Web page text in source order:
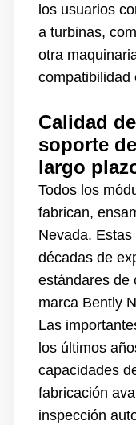
los usuarios
a turbinas,
otra
compatibilidad
Calidad
soporte
largo
Todos los
fabrican,
Nevada.
décadas de
estándares de
marca Bently
Las
los últimos
capacidades
fabricación
inspección